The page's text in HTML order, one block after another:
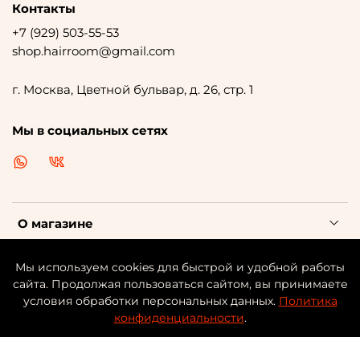
О магазине
Клиентам
Каталог косметики
Контакты
+7 (929) 503-55-53
shop.hairroom@gmail.com
г. Москва, Цветной бульвар, д. 26, стр. 1
Мы в социальных сетях
Мы используем cookies для быстрой и удобной работы
сайта. Продолжая пользоваться сайтом, вы принимаете
условия обработки персональных данных. Политика
конфиденциальности.